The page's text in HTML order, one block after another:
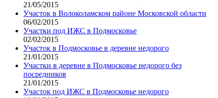
21/05/2015
Участок в Волоколамском районе Московской области
06/02/2015
Участки под ИЖС в Подмосковье
02/02/2015
Участок в Подмосковье в деревне недорого
21/01/2015
Участки в деревне в Подмосковье недорого без
посредников
21/01/2015
Участок под ИЖС в Подмосковье недорого